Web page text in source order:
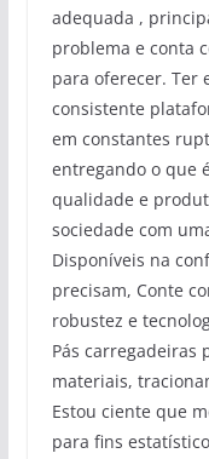
adequada ,
problema e conta
para oferecer. Ter
consistente
em constantes
entregando o que
qualidade e
sociedade com
Disponíveis na
precisam, Conte
robustez e
Pás carregadeiras
materiais,
Estou ciente que
para fins